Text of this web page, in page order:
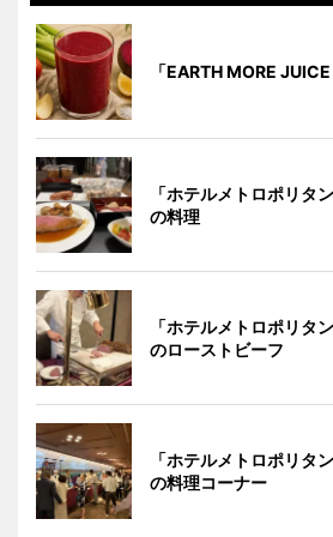
「EARTH MORE
「ホテルメトロポリタ
の料理
「ホテルメトロポリタ
のローストビーフ
「ホテルメトロポリタ
の料理コーナー